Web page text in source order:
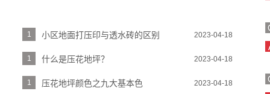
1 小区地面打压印与透水砖的区别 2023-04-18
1 什么是压花地坪？ 2023-04-18
1 压花地坪颜色之九大基本色 2023-04-18